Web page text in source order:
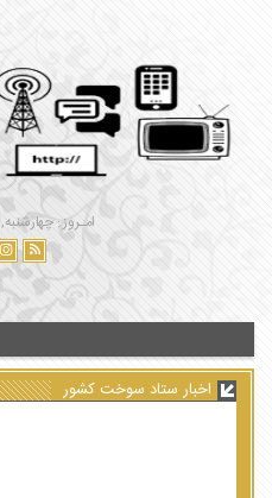
امـروز : چهارشنبه, ۱۴ مرداد , ۱۴۰۵
اخبار ستاد سوخت کشور